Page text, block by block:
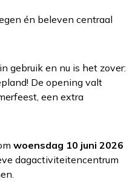
die nodig zijn om
te kunnen
nodig zijn om te
bereiken.
af te
interesses.
én beleven centraal
gebruik en nu is het zover:
De opening valt
een extra
woensdag 10 juni 2026
dagactiviteitencentrum